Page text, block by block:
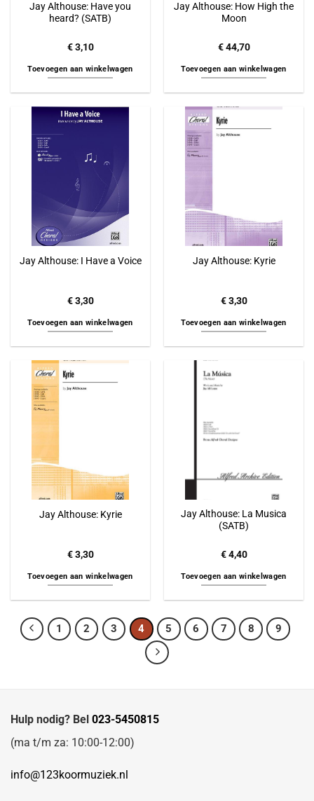
Jay Althouse: Have you
heard? (SATB)
€3,10
Toevoegen aan winkelwagen
Jay Althouse: How High the
Moon
€44,70
Toevoegen aan winkelwagen
Jay Althouse: I Have a Voice
€3,30
Toevoegen aan winkelwagen
Jay Althouse: Kyrie
€3,30
Toevoegen aan winkelwagen
Jay Althouse: Kyrie
€3,30
Toevoegen aan winkelwagen
Jay Althouse: La Musica
(SATB)
€4,40
Toevoegen aan winkelwagen
1 2 3 4 5 6 7 8 9
Hulp nodig? Bel 023-5450815
(ma t/m za: 10:00-12:00)
info@123koormuziek.nl